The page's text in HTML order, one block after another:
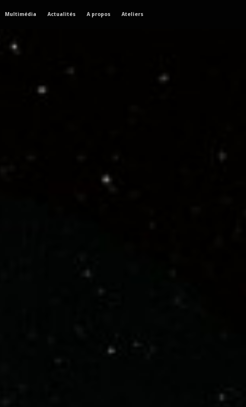
Multimédia Actualités A propos Ateliers